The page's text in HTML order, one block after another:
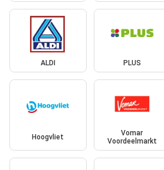
ALDI PLUS
Hoogvliet
Vomar
Voordeelmarkt